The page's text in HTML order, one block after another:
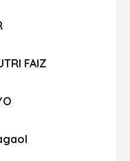
FAIZ